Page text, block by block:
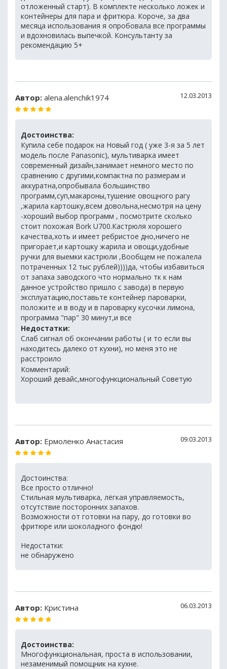
отложенный старт). В комплекте несколько ложек и
контейнеры для пара и фритюра. Короче, за два
месяца использования я опробовала все программы
и вдохновилась выпечкой. Консультанту за
рекомендацию 5+
Автор: alena.alenchik1974 12.03.2013
Достоинства:
Купила себе подарок на Новый год ( уже 3-я за 5 лет
модель после Panasonic), мультиварка имеет
современный дизайн,занимает немного место по
сравнению с другими,компактна по размерам и
аккуратна,опробывала большинство
программ,суп,макароны,тушение овощного рагу
,жарила картошку,всем довольна,несмотря на цену
-хороший выбор программ , посмотрите сколько
стоит похожая Bork U700.Кастрюля хорошего
качества,хоть и имеет ребристое дно,ничего не
пригорает,и картошку жарила и овощи,удобные
ручки для выемки кастрюли ,Вообщем не пожалела
потраченных 12 тыс рублей))))да, чтобы избавиться
от запаха заводского что нормально тк к нам
данное устройство пришло с завода) в первую
эксплуатацию,поставьте контейнер пароварки,
положите и в воду и в пароварку кусочки лимона,
программа "пар" 30 минут,и все
Недостатки:
Слаб сигнал об окончании работы ( и то если вы
находитесь далеко от кухни), но меня это не
расстроило
Комментарий:
Хороший девайс,многофункциональный Советую
Автор: Ермоленко Анастасия 09.03.2013
Достоинства:
Все просто отлично!
Стильная мультиварка, лёгкая управляемость,
отсутствие посторонних запахов.
Возможности от готовки на пару, до готовки во
фритюре или шоколадного фондю!
Недостатки:
не обнаружено
Автор: Кристина 06.03.2013
Достоинства:
Многофункциональная, проста в использовании,
незаменимый помощник на кухне.